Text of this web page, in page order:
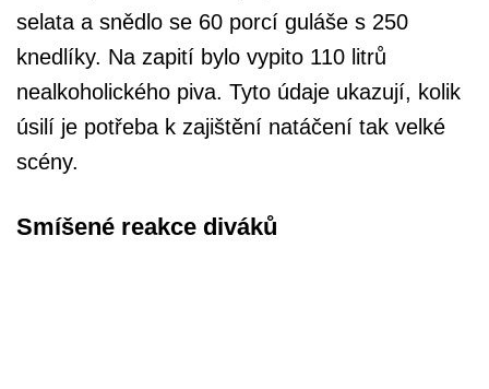
selata a snědlo se 60 porcí guláše s 250
knedlíky. Na zapití bylo vypito 110 litrů
nealkoholického piva. Tyto údaje ukazují, kolik
úsilí je potřeba k zajištění natáčení tak velké
scény.
Smíšené reakce diváků